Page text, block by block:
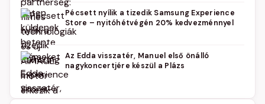
Pécsett nyílik a tizedik Samsung Experience
Store – nyitóhétvégén 20% kedvezménnyel
Az Edda visszatér, Manuel első önálló
nagykoncertjére készül a Plázs